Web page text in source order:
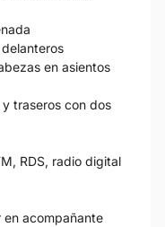
en asientos
traseros con dos
RDS, radio digital
acompañante